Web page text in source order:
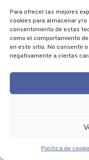
Para ofrecer las mejores
cookies para almacenar y/
consentimiento de estas
como el comportamiento
en este sitio. No consentir
negativamente a ciertas
Política de
NACIDA PARA